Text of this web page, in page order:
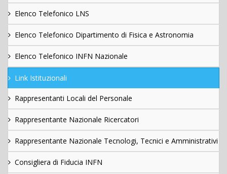
Elenco Telefonico LNS
Elenco Telefonico Dipartimento di Fisica e Astronomia
Elenco Telefonico INFN Nazionale
Link Istituzionali
Rappresentanti Locali del Personale
Rappresentante Nazionale Ricercatori
Rappresentante Nazionale Tecnologi, Tecnici e Amministrativi
Consigliera di Fiducia INFN